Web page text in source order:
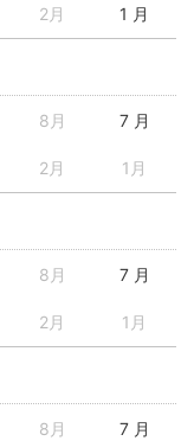
2月 1 月
8月 7 月
2月 1月
8月 7 月
2月 1月
8月 7 月